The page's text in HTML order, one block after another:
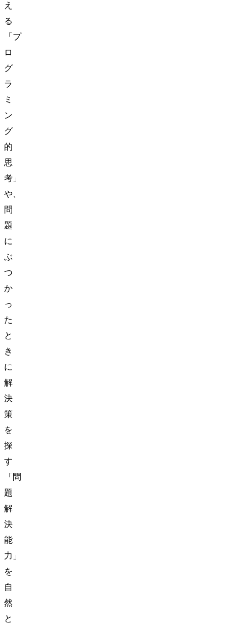
え
る
「プ
ロ
グ
ラ
ミ
ン
グ
的
思
考」
や、
問
題
に
ぶ
つ
か
っ
た
と
き
に
解
決
策
を
探
す
「問
題
解
決
能
力」
を
自
然
と